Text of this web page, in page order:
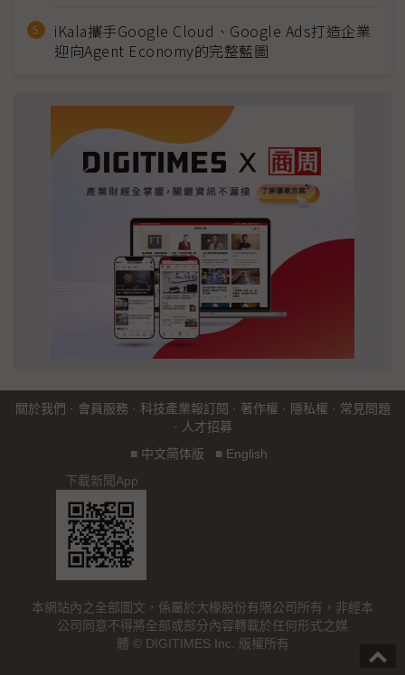
iKala攜手Google Cloud、Google Ads打造企業
迎向Agent Economy的完整藍圖
關於我們 · 會員服務 · 科技產業報訂閱 · 著作權 · 隱私權 · 常見問題
· 人才招募
■ 中文简体版 ■ English
下載新聞App
本網站內之全部圖文，係屬於大椽股份有限公司所有，非經本
公司同意不得將全部或部分內容轉載於任何形式之媒
體 © DIGITIMES Inc. 版權所有